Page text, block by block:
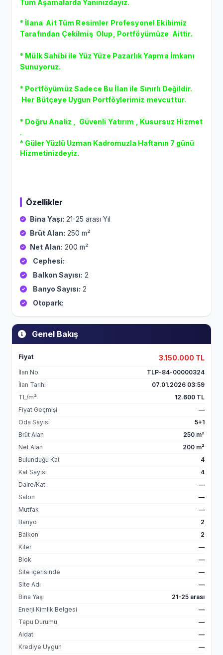
Genel Bakış
Fiyat 3.150.000 TL
İlan No
TLP-84-00000324
İlan Tarihi
07.01.2026 03:59
TL/m²
12.600 TL
Fiyat Geçmişi
—
Oda Sayısı
5+1
Brüt Alan
250 m²
Net Alan
200 m²
Bulunduğu Kat
4
Kat Sayısı
4
Daire/Kat
—
Salon
—
Mutfak
—
Banyo
2
Balkon
2
Kiler
—
Blok
—
Site içerisinde
—
Site Adı
—
Bina Yaşı
21-25 arası
Enerji Kimlik Belgesi
—
Tapu Durumu
—
Aidat
—
Krediye Uygun
—
Tüm Aşamalarda Yanınızdayız.
* İlana Ait Tüm Resimler Profesyonel Ekibimiz
Tarafından Çekilmiş Olup, Portföyümüze Aittir.
* Mülk Sahibi ile Yüz Yüze Pazarlık Yapma İmkanı
Sunuyoruz.
* Portföyümüz Sadece Bu İlan ile Sınırlı Değildir.
Her Bütçeye Uygun Portföylerimiz mevcuttur.
* Doğru Analiz , Güvenli Yatırım , Kusursuz Hizmet
.
* Güler Yüzlü Uzman Kadromuzla Haftanın 7 günü
Hizmetinizdeyiz.
Özellikler
Bina Yaşı: 21-25 arası Yıl
Brüt Alan: 250 m²
Net Alan: 200 m²
Cephesi:
Balkon Sayısı: 2
Banyo Sayısı: 2
Otopark: